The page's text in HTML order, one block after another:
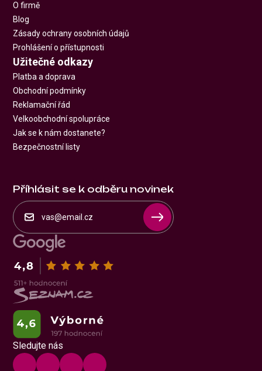
O firmě
Blog
Zásady ochrany osobních údajů
Prohlášení o přístupnosti
Užitečné odkazy
Platba a doprava
Obchodní podmínky
Reklamační řád
Velkoobchodní spolupráce
Jak se k nám dostanete?
Bezpečnostní listy
Příhlásit se k odběru novinek
Sledujte nás